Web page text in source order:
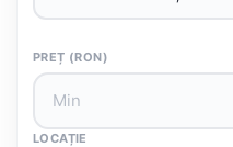
PREȚ (RON)
LOCAȚIE